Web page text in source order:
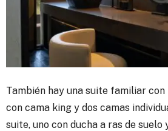
También hay una suite familiar con
con cama king y dos camas
suite, uno con ducha a ras de